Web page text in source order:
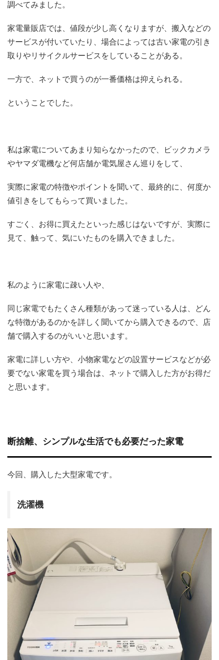
調べてみました。
家電量販店では、値段が少し高くなりますが、搬入などの
サービスが付いていたり、場合によっては古い家電の引き
取りやリサイクルサービスをしていることがある。
一方で、ネットで買うのが一番価格は抑えられる。
ということでした。
私は家電についてあまり知らなかったので、ビックカメラ
やヤマダ電機など何店舗か電気屋さん巡りをして、
実際に家電の特徴やポイントを聞いて、最終的に、何度か
値引きをしてもらって買いました。
すごく、お得に買えたといった感じはないですが、実際に
見て、触って、気にいたものを購入できました。
私のように家電に疎い人や、
同じ家電でもたくさん種類があって迷っている人は、どん
な特徴があるのかを詳しく聞いてから購入できるので、店
舗で購入するのがいいと思います。
家電に詳しい方や、小物家電などの設置サービスなどが必
要でない家電を買う場合は、ネットで購入した方がお得だ
と思います。
断捨離、シンプルな生活でも必要だった家電
今回、購入した大型家電です。
洗濯機